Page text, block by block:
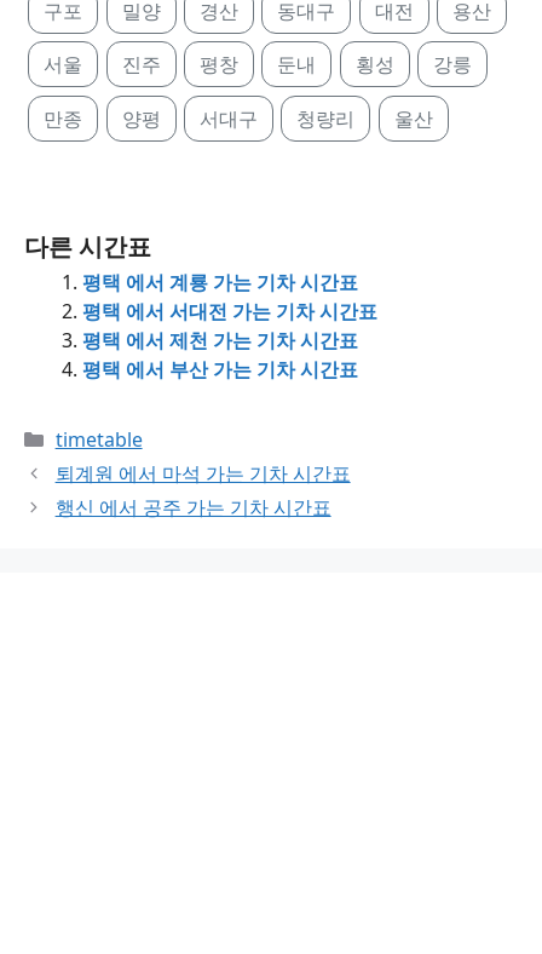
구포 밀양 경산 동대구 대전 용산
서울 진주 평창 둔내 횡성 강릉
만종 양평 서대구 청량리 울산
다른 시간표
평택 에서 계룡 가는 기차 시간표
평택 에서 서대전 가는 기차 시간표
평택 에서 제천 가는 기차 시간표
평택 에서 부산 가는 기차 시간표
Categories
timetable
퇴계원 에서 마석 가는 기차 시간표
행신 에서 공주 가는 기차 시간표